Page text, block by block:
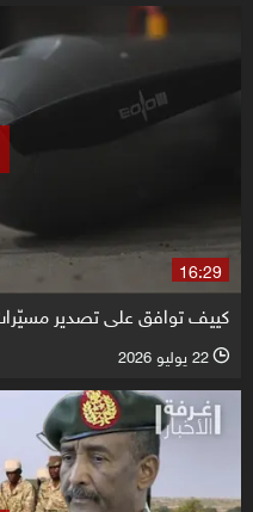
16:29
كييف توافق على تصدير
l 22 يوليو 2026